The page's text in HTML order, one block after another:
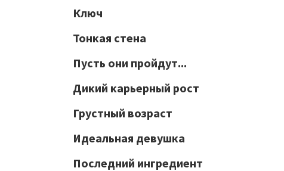
Ключ
Тонкая стена
Пусть они пройдут...
Дикий карьерный рост
Грустный возраст
Идеальная девушка
Последний ингредиент